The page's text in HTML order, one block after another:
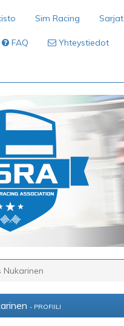
Sim Racing Sarjat
FAQ Yhteystiedot
Nukarinen
- PROFIILI